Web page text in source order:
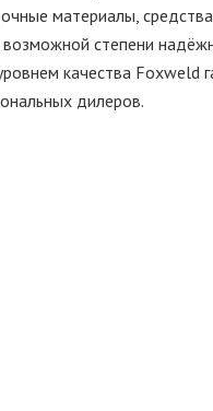
материалы,
степени
качества
дилеров.